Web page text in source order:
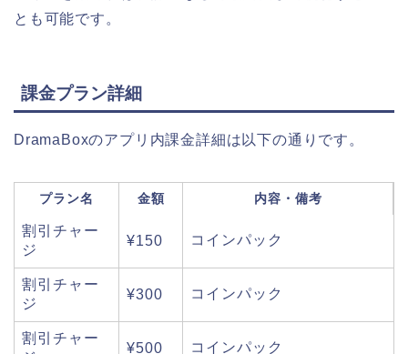
とも可能です。
課金プラン詳細
DramaBoxのアプリ内課金詳細は以下の通りです。
プラン名 金額 内容・備考
割引チャー
ジ
¥150 コインパック
割引チャー
ジ
¥300 コインパック
割引チャー
¥500 コインパック